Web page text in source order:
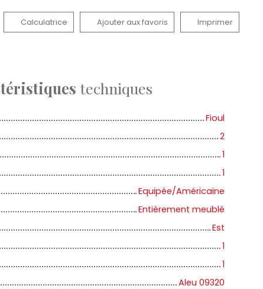
Calculatrice Ajouter aux favoris Imprimer
techniques
Fioul
2
1
1
Equipée/Américaine
Entièrement meublé
Est
1
1
Aleu 09320